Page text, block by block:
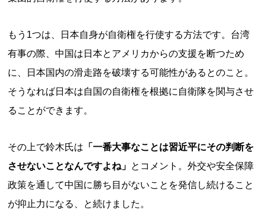
もう1つは、日本自身が自衛権を行使する方法です。台湾
有事の際、中国は日本とアメリカからの支援を断つため
に、日本国内の滑走路を破壊する可能性があるとのこと。
そうなれば日本は自国の自衛権を根拠に自衛隊を関与させ
ることができます。
その上で鈴木氏は 「一番大事なことは習近平にその判断を
させないことなんですよね」 とコメント。外交や安全保障
政策を通して中国に勝ち目がないことを発信し続けること
が抑止力になる、と続けました。